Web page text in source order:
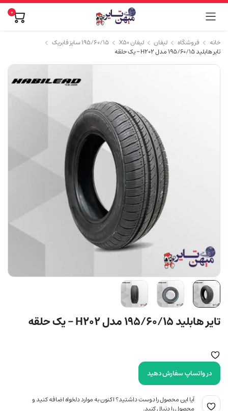
0
خانه فروشگاه لیفان لیفان X50
۱۹۵/۶۰/۱۵ سایز فابریک
تایر هابلید 195/60/15 مدل H202 – یک حلقه
تایر هابلید 195/60/15 مدل H202 – یک حلقه
در واتساپ سفارش دهید
آیا این محصول را دوست داشتید؟ اکنون به موارد دلخواه اضافه کنید و
محصول را دنبال کنید.